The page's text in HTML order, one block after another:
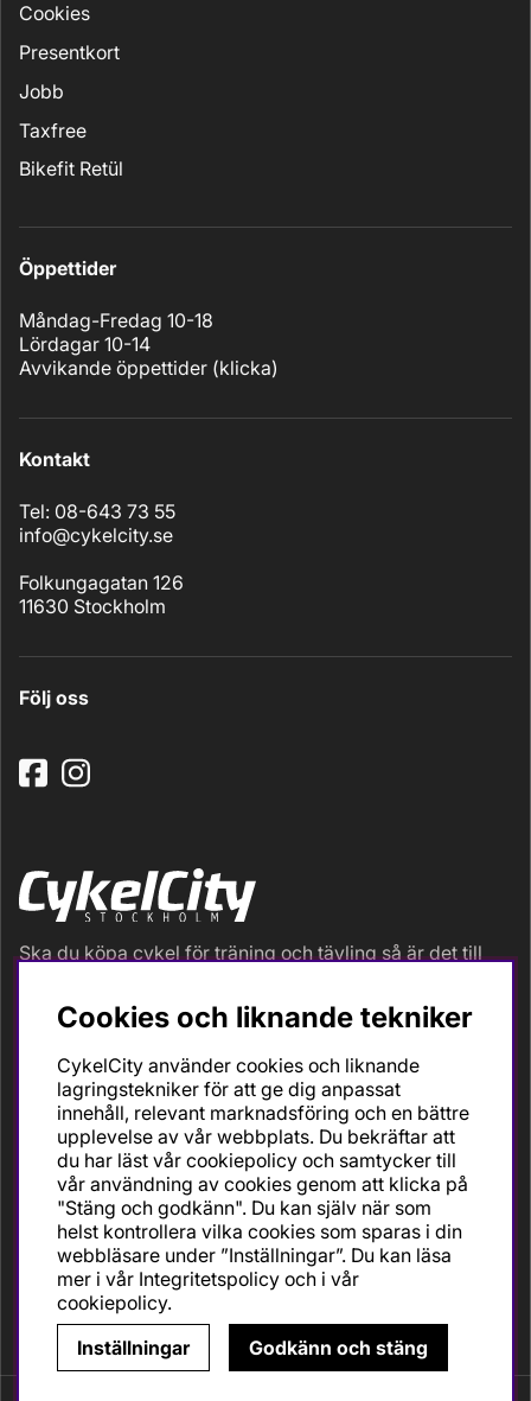
Cookies
Presentkort
Jobb
Taxfree
Bikefit Retül
Öppettider
Måndag-Fredag 10-18
Lördagar 10-14
Avvikande öppettider (klicka)
Kontakt
Tel: 08-643 73 55
info@cykelcity.se
Folkungagatan 126
11630 Stockholm
Följ oss
Ska du köpa cykel för träning och tävling så är det till
Vi är en mycket personlig cykelaffär med hög
servicegrad och alla vi som jobbar är inbitna cyklister
och dess produkter. Gör din bästa cykelaffär på
CykelCity!
Cookies och liknande tekniker
CykelCity använder cookies och liknande
lagringstekniker för att ge dig anpassat
innehåll, relevant marknadsföring och en bättre
upplevelse av vår webbplats. Du bekräftar att
du har läst vår cookiepolicy och samtycker till
vår användning av cookies genom att klicka på
"Stäng och godkänn". Du kan själv när som
helst kontrollera vilka cookies som sparas i din
webbläsare under ”Inställningar”. Du kan läsa
mer i vår Integritetspolicy och i vår
cookiepolicy.
Inställningar
Godkänn och stäng